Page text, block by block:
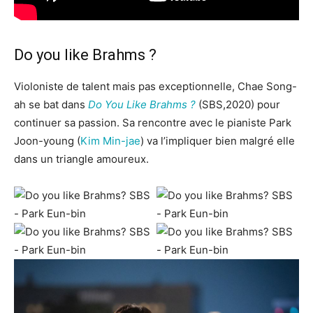
Do you like Brahms ?
Violoniste de talent mais pas exceptionnelle, Chae Song-
ah se bat dans Do You Like Brahms ? (SBS,2020) pour
continuer sa passion. Sa rencontre avec le pianiste Park
Joon-young (Kim Min-jae) va l’impliquer bien malgré elle
dans un triangle amoureux.